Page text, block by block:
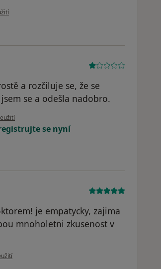
MC
a rozčiluje se, že se
se a odešla nadobro.
uživatele Jana K.
se nyní
je empatycky, zajima
mnoholetni zkusenost v
uživatele Váš účet byl odstraněn